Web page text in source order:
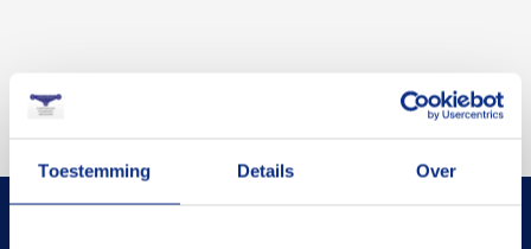
Toestemming Details Over